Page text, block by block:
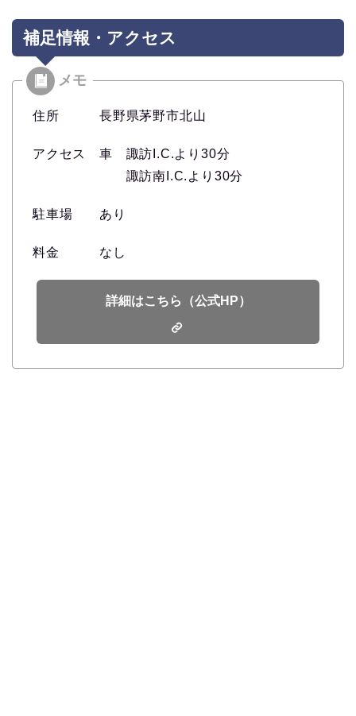
補足情報・アクセス
住所 長野県茅野市北山
アクセス 車 諏訪I.C.より30分
諏訪南I.C.より30分
駐車場 あり
料金 なし
詳細はこちら（公式HP）